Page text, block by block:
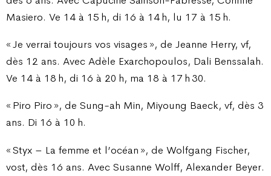
Masiero. Ve 14 à 15 h, di 16 à 14 h, lu 17 à 15 h.
« Je verrai toujours vos visages », de Jeanne Herry, vf,
dès 12 ans. Avec Adèle Exarchopoulos, Dali Benssalah.
Ve 14 à 18 h, di 16 à 20 h, ma 18 à 17 h 30.
« Piro Piro », de Sung-ah Min, Miyoung Baeck, vf, dès 3
ans. Di 16 à 10 h.
« Styx – La femme et l’océan », de Wolfgang Fischer,
vost, dès 16 ans. Avec Susanne Wolff, Alexander Beyer.